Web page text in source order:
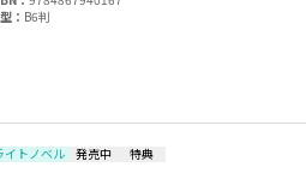
： B6判
イトノベル 発売中 特典